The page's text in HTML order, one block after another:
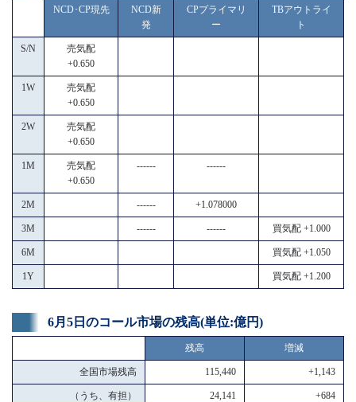
NCD･CP現先
NCD新
発
CPプライマリ
ー
TBアウトライ
ト
S/N
売気配
+0.650
1W
売気配
+0.650
2W
売気配
+0.650
1M
売気配
+0.650
------ ------
2M ------ +1.078000
3M ------ ------ 買気配 +1.000
6M 買気配 +1.050
1Y 買気配 +1.200
6月5日のコール市場の残高(単位:億円)
残高 増減
全国市場残高 115,440 +1,143
（うち、有担） 24,141 +684